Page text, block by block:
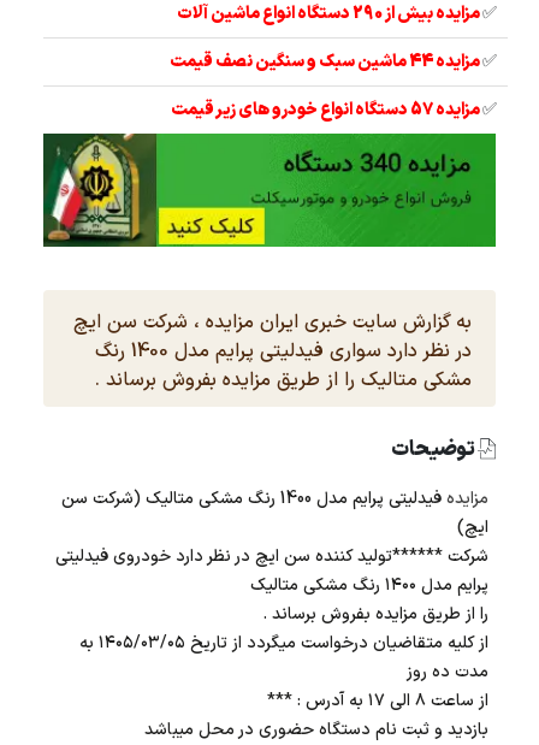
✅مزایده بیش از 290 دستگاه انواع ماشین آلات
✅مزایده 44 ماشین سبک و سنگین نصف قیمت
✅مزایده 57 دستگاه انواع خودرو های زیر قیمت
به گزارش سایت خبری ایران مزایده ، شرکت سن ایچ
در نظر دارد سواری فیدلیتی پرایم مدل 1400 رنگ
مشکی متالیک را از طریق مزایده بفروش برساند .
توضیحات
مزایده
فیدلیتی پرایم مدل 1400 رنگ مشکی متالیک (شرکت سن
ایچ)
شرکت ******تولید کننده سن ایچ در نظر دارد خودروی فیدلیتی
پرایم مدل ۱۴۰۰ رنگ مشکی متالیک
را از طریق مزایده بفروش برساند .
از کلیه متقاضیان درخواست میگردد از تاریخ ۱۴۰۵/۰۳/۰۵ به
مدت ده روز
از ساعت ۸ الی ۱۷ به آدرس : ***
بازدید و ثبت نام دستگاه حضوری در محل میباشد